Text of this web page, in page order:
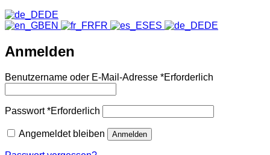
DE
EN
FR ES DE
Anmelden
Benutzername oder E-Mail-Adresse *Erforderlich
Passwort*Erforderlich
Angemeldet bleiben Anmelden